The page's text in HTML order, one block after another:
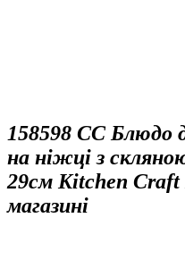
158598 CC Блюдо
на ніжці з
29см Kitchen
магазині